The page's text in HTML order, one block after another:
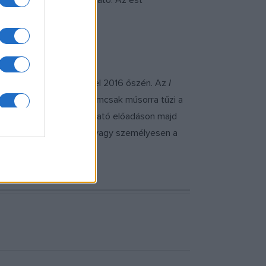
Belgrádban hangzik el 2016 őszén. Az I
egy évben nemcsak műsorra tűzi a
egy-egy rövid beavató előadáson majd
e-mail címen vagy személyesen a